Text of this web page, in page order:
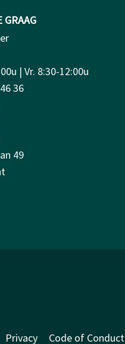
| Vr. 8:30-12:00u
36
49
Privacy Code of Conduct